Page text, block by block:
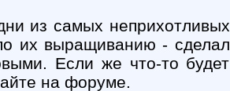
из самых неприхотливых
их выращиванию - сделал
Если же что-то будет
на форуме.